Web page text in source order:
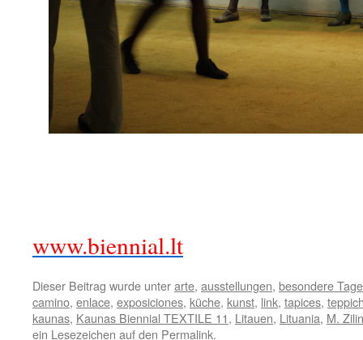
www.biennial.lt
Dieser Beitrag wurde unterarte, ausstellungen, besondere Tage
camino, enlace, exposiciones, küche, kunst, link, tapices,
kaunas, Kaunas Biennial TEXTILE 11, Litauen, Lituania, M.
ein Lesezeichen auf den Permalink.